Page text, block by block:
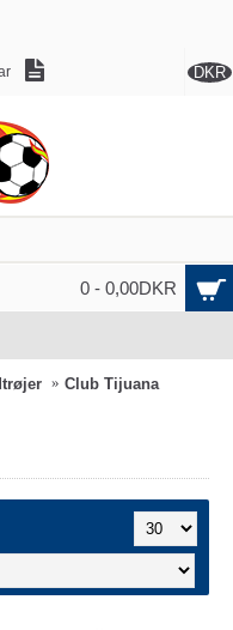
DKR
0 - 0,00DKR
Club Tijuana